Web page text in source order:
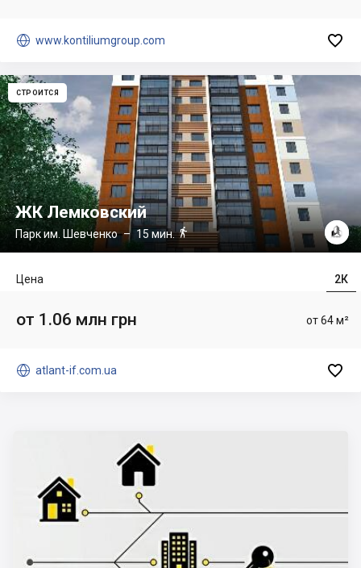
 www.kontiliumgroup.com 
СТРОИТСЯ
ЖК Лемковский
Парк им. Шевченко– 15 мин.
2К
Цена
от 64 м²
от 1.06 млн грн
 atlant-if.com.ua 